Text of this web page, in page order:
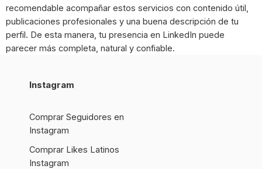
recomendable acompañar estos servicios con contenido útil,
publicaciones profesionales y una buena descripción de tu
perfil. De esta manera, tu presencia en LinkedIn puede
parecer más completa, natural y confiable.
Instagram
Comprar Seguidores en
Instagram
Comprar Likes Latinos
Instagram